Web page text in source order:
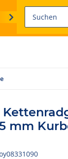
Ersatzteile
mm